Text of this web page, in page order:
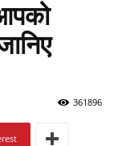
361896